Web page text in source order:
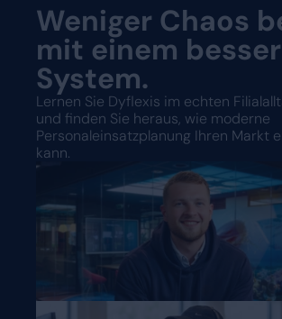
Weniger Chaos
mit einem
System.
Lernen Sie Dyflexis im echten
und finden Sie heraus, wie moderne
Personaleinsatzplanung Ihren Markt
kann.